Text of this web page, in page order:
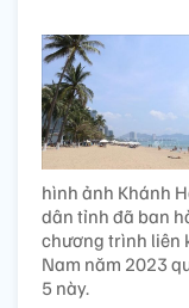
hình ảnh Khánh
dân tỉnh đã ban
chương trình liên
Nam năm 2023
5 này.